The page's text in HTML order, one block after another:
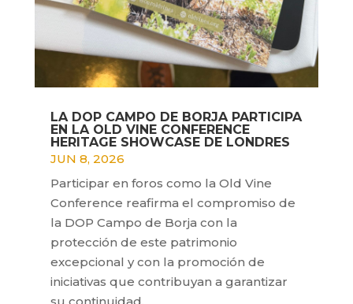
LA DOP CAMPO DE BORJA PARTICIPA
EN LA OLD VINE CONFERENCE
HERITAGE SHOWCASE DE LONDRES
JUN 8, 2026
Participar en foros como la Old Vine
Conference reafirma el compromiso de
la DOP Campo de Borja con la
protección de este patrimonio
excepcional y con la promoción de
iniciativas que contribuyan a garantizar
su continuidad.